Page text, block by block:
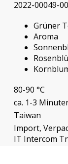
2022-00049-
Grüner
Aroma
80-90 °C
ca. 1-3
Taiwan
Import,
IT Intercom